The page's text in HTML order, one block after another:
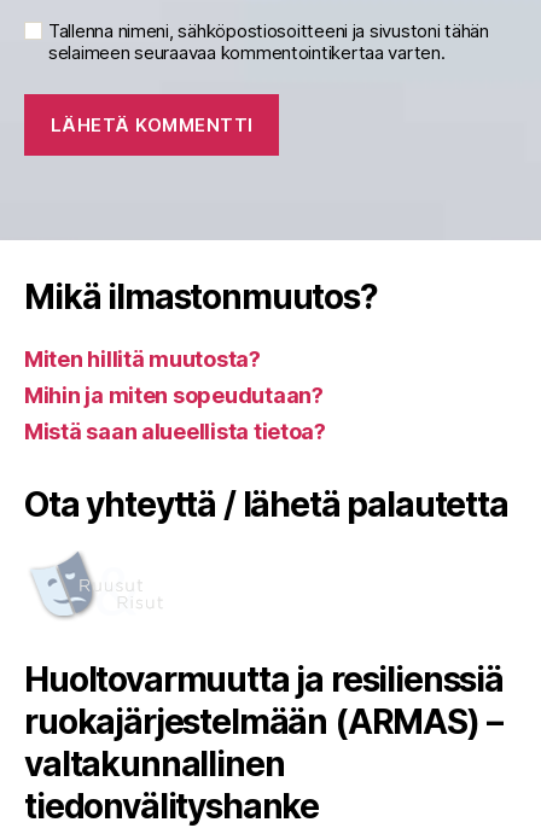
Tallenna nimeni, sähköpostiosoitteeni ja sivustoni tähän
selaimeen seuraavaa kommentointikertaa varten.
Mikä ilmastonmuutos?
Miten hillitä muutosta?
Mihin ja miten sopeudutaan?
Mistä saan alueellista tietoa?
Ota yhteyttä / lähetä palautetta
Huoltovarmuutta ja resilienssiä
ruokajärjestelmään (ARMAS) –
valtakunnallinen
tiedonvälityshanke